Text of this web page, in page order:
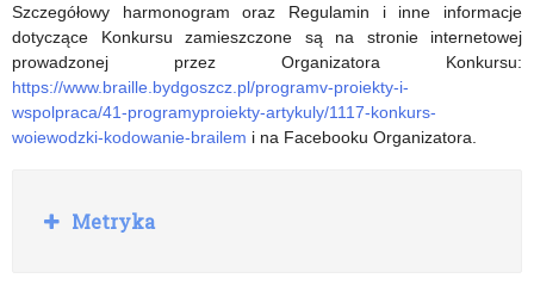
Szczegółowy harmonogram oraz Regulamin i inne informacje
dotyczące Konkursu zamieszczone są na stronie internetowej
prowadzonej przez Organizatora Konkursu:
https://www.braille.bydgoszcz.pl/programv-proiekty-i-
wspolpraca/41-programyproiekty-artykuly/1117-konkurs-
woiewodzki-kodowanie-brailem i na Facebooku Organizatora.
R
o
Metryka